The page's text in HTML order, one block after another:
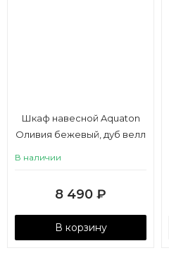
Шкаф навесной Aquaton
Оливия бежевый, дуб велл
В наличии
8 490 ₽
В корзину